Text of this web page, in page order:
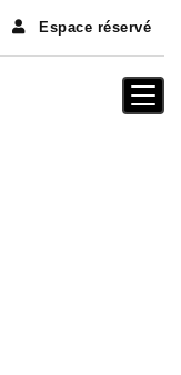
Espace réservé